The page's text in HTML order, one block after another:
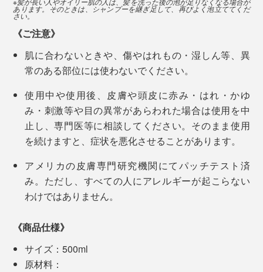
仕事が忙しい人、小さいお子さんがいる人、髪が長くて
シャンプーが大変な人、乾燥肌でお風呂後のケアが大変
な人、大人からお子さんまで、男女問わず、ぜひ使って
ほしい心地よさです。
シエタノールは使わない
遺伝子組み換えされた素材は使わない
私たちの髪・肌へのストレスはもちろん、自然環境への
ストレスも徹底的に抑えた逸品です。
シャワーを浴びているうちに、急に、「あ、書き出しは
こうしよう」「こんな言葉があったな」と、アイデアが
ふっと湧いて出てくる感覚をつかめたからです。
月）』シャンプーで、心地よい脳のシャワーを体験して
みてください。
あります。そのときは、シャンプーを継ぎ足して、再びよく泡立ててくだ
さい。
《ご注意》
肌に合わないときや、傷やはれもの・湿しん等、異
常のある部位には使わないでください。
使用中や使用後、皮膚や頭皮に赤み・はれ・かゆ
み・刺激等や目の異常があらわれた場合は使用を中
止し、専門医等に相談してください。そのまま使用
を続けますと、症状を悪化させることがあります。
アメリカの皮膚専門研究機関にてパッチテスト済
み。ただし、すべての人にアレルギーが起こらない
わけではありません。
《商品仕様》
サイズ：500ml
原材料：